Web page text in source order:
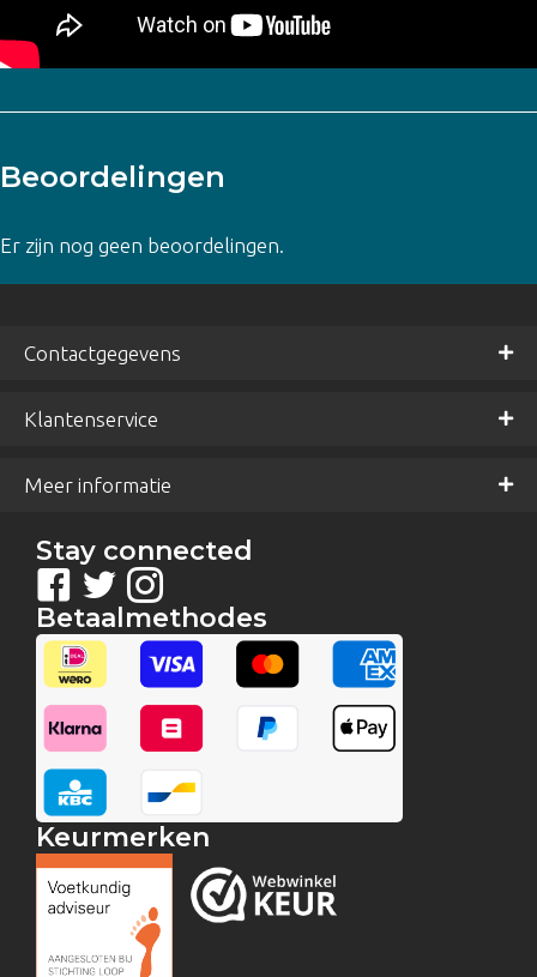
Beoordelingen
Er zijn nog geen beoordelingen.
Contactgegevens
Klantenservice
Meer informatie
Stay connected
Betaalmethodes
Keurmerken